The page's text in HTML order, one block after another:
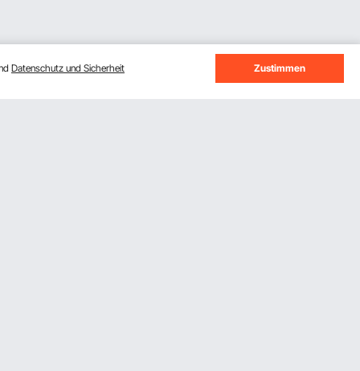
Datenschutz und Sicherheit Zustimmen